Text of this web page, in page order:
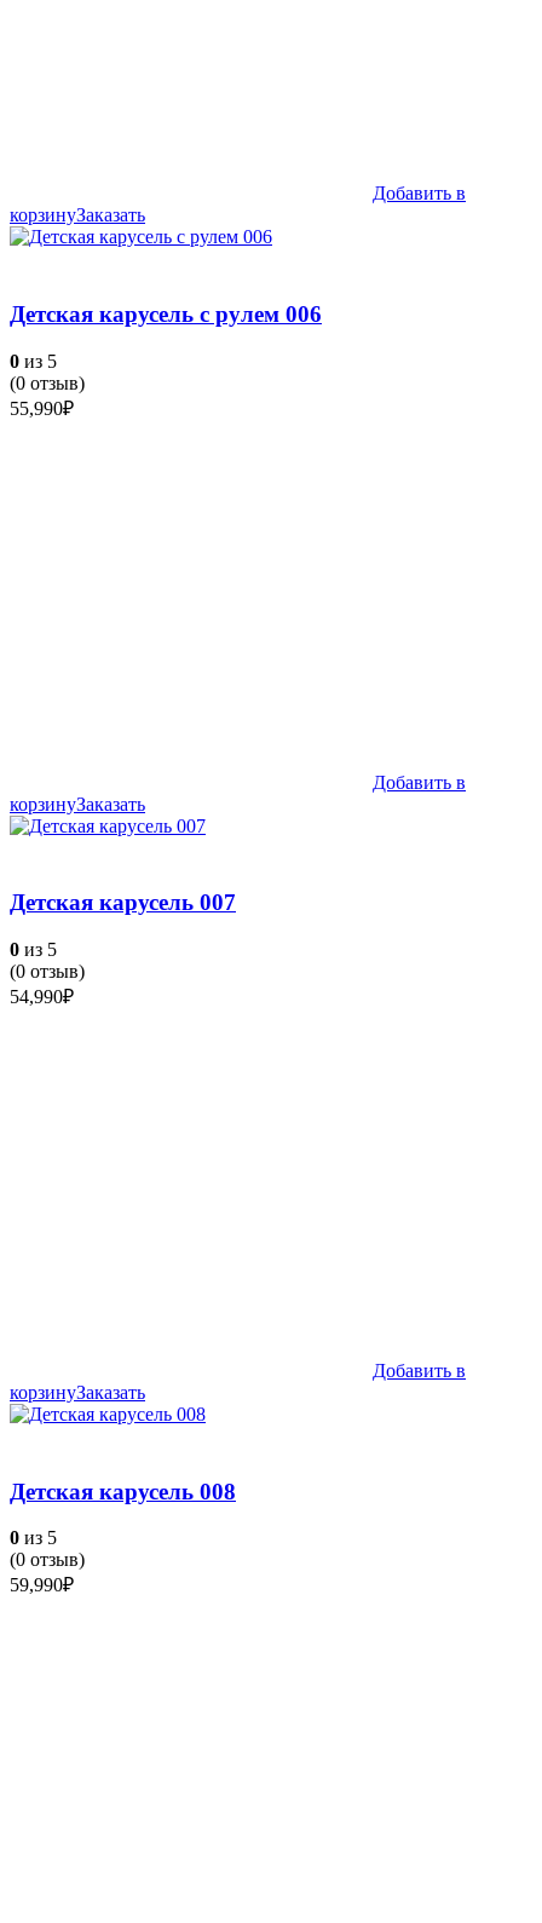
Добавить в
корзинуЗаказать
Детская карусель с рулем 006
0 из 5
(0 отзыв)
55,990₽
Добавить в
корзинуЗаказать
Детская карусель 007
0 из 5
(0 отзыв)
54,990₽
Добавить в
корзинуЗаказать
Детская карусель 008
0 из 5
(0 отзыв)
59,990₽